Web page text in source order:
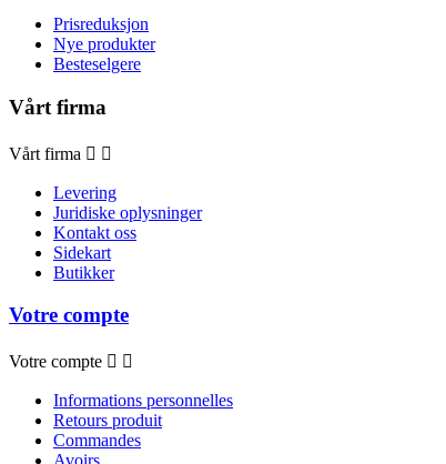
Prisreduksjon
Nye produkter
Besteselgere
Vårt firma
Vårt firma  
Levering
Juridiske oplysninger
Kontakt oss
Sidekart
Butikker
Votre compte
Votre compte  
Informations personnelles
Retours produit
Commandes